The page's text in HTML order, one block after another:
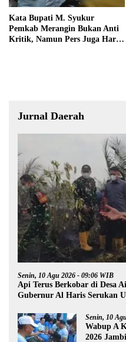
Kata Bupati M. Syukur
Pemkab Merangin Bukan Anti
Kritik, Namun Pers Juga Harus
Jurnal Daerah
Senin, 10 Agu 2026 - 09:06 WIB
Api Terus Berkobar di Desa
Gubernur Al Haris Serukan
Senin, 10
Wabup A
2026 Jambi